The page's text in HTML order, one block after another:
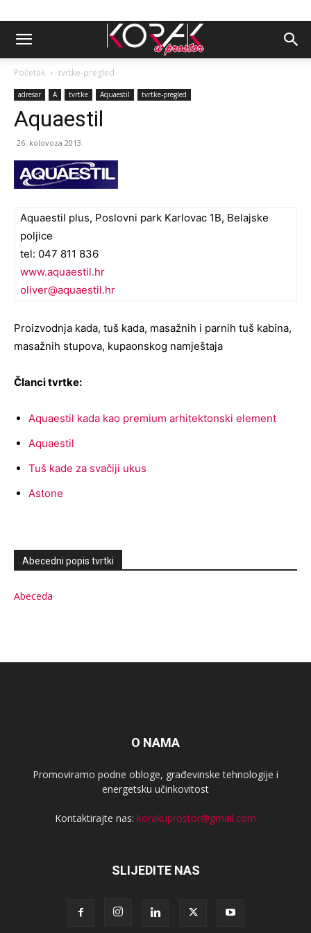
Početak tvrtke-pregled
adresar A tvrtke Aquaestil tvrtke-pregled
Aquaestil
26. kolovoza 2013.
Aquaestil plus, Poslovni park Karlovac 1B, Belajske
poljice
tel: 047 811 836
www.aquaestil.hr
oliver@aquaestil.hr
Proizvodnja kada, tuš kada, masažnih i parnih tuš kabina,
masažnih stupova, kupaonskog namještaja
Članci tvrtke:
Aquaestil kada kao premium arhitektonski element
Aquaestil
Tuš kade za svačiji ukus
Astone
Abecedni popis tvrtki
Abeceda
O NAMA
Promoviramo podne obloge, građevinske tehnologije i
energetsku učinkovitost
Kontaktirajte nas: korakuprostor@gmail.com
SLIJEDITE NAS